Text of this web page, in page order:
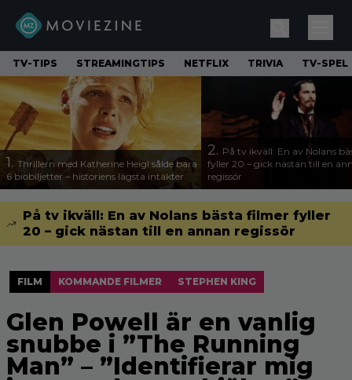
TV-TIPS STREAMINGTIPS NETFLIX TRIVIA TV-SPEL
1. Thrillern med Katherine Heigl sålde bara
6 biobiljetter – historiens lägsta intäkter
2. På tv ikväll: En av Nolans
fyller 20 – gick nästan till en
regissör
På tv ikväll: En av Nolans bästa filmer fyller
20 – gick nästan till en annan regissör
FILM KOMMANDE FILMER STEPHEN KING
Glen Powell är en vanlig
snubbe i ”The Running
Man” – ”Identifierar mig